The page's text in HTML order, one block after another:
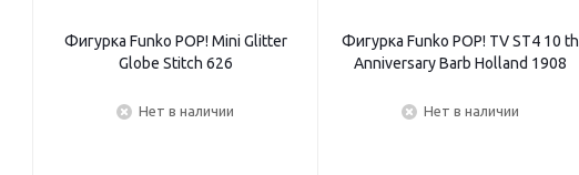
Фигурка Funko POP! Mini Glitter
Globe Stitch 626
Нет в наличии
Фигурка Funko POP! TV ST4 10 th
Anniversary Barb Holland 1908
Нет в наличии